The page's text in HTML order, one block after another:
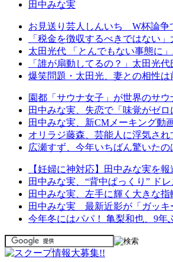
田中みな実
お見送り芸人しんいち W杯論争
「税金を徴収するべきではない
太田光代 「とんでもない事態に
「誰が扇動してるの？」太田光
爆笑問題・太田光、妻との相性
園都「サウナ女子」が世界のサ
田中みな実、失恋で「味覚がゼ
田中みな実、新CMメーキング
オリラジ藤森、芸能人に浮気され
広瀬すず、今年いちばん驚いた
【妊婦に神対応】田中みな実を
田中みな実、“背中ぱっくり” ド
田中みな実、左手に輝く大きな
田中みな実 最新近影が「ガッキ
今年冬にはパパ！ 亀梨和也、9